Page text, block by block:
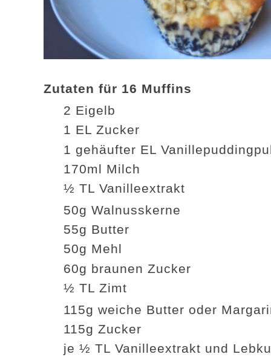
Zutaten für 16 Muffins
2 Eigelb
1 EL Zucker
1 gehäufter EL
170ml Milch
½ TL Vanilleextrakt
50g Walnusskerne
55g Butter
50g Mehl
60g braunen Zucker
½ TL Zimt
115g weiche Butter oder
115g Zucker
je ½ TL Vanilleextrakt und